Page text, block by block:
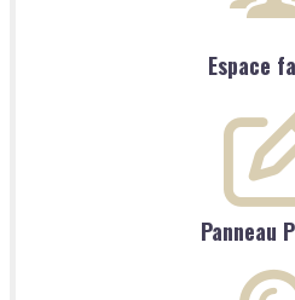
Espace
Panneau